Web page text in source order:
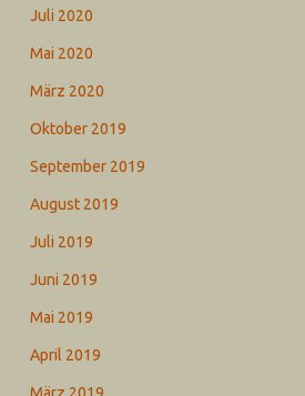
Juli 2020
Mai 2020
März 2020
Oktober 2019
September 2019
August 2019
Juli 2019
Juni 2019
Mai 2019
April 2019